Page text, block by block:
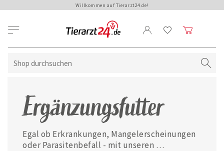
Willkommen auf Tierarzt24.de!
Ergänzungsfutter
Egal ob Erkrankungen, Mangelerscheinungen
oder Parasitenbefall - mit unseren